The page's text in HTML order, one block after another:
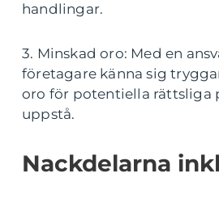
handlingar.
3. Minskad oro: Med en
företagare känna sig
oro för potentiella rättsliga
uppstå.
Nackdelarna